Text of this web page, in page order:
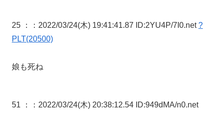
25 ： ：2022/03/24(木) 19:41:41.87 ID:2YU4P/7I0.net?
PLT(20500)
娘も死ね
51 ： ：2022/03/24(木) 20:38:12.54 ID:949dMA/n0.net